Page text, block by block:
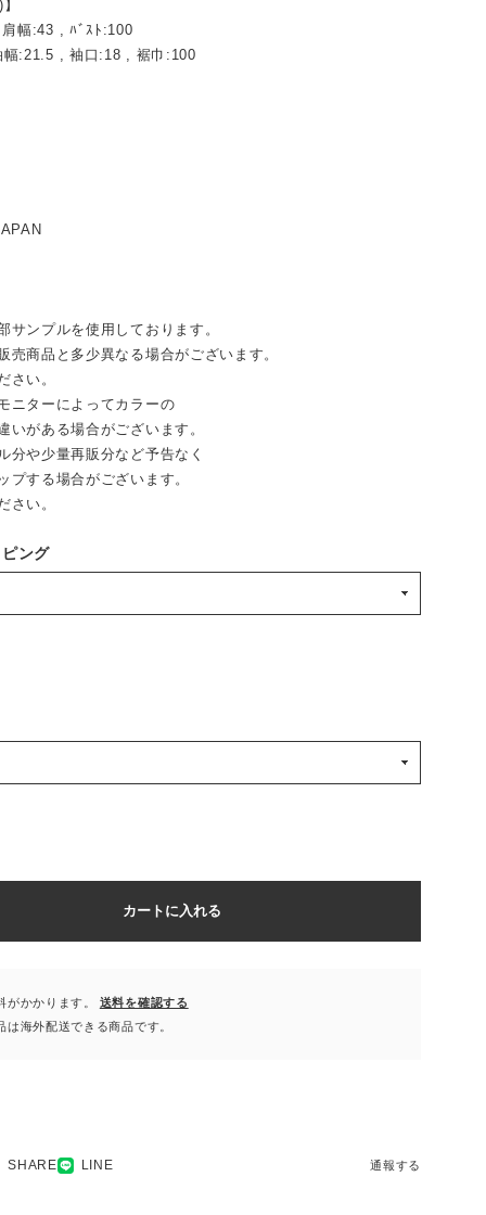
幅:43 , ﾊﾞｽﾄ:100
:21.5 , 袖口:18 , 裾巾:100
サンプルを使用しております。
商品と多少異なる場合がございます。
い。
ニターによってカラーの
がある場合がございます。
分や少量再販分など予告なく
する場合がございます。
い。
ング
カートに入れる
かかります。
送料を確認する
海外配送できる商品です。
SHARE LINE 通報する